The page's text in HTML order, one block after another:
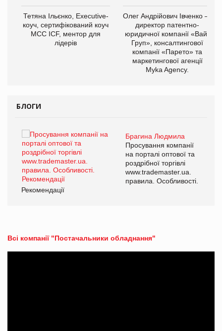
Тетяна Ільєнко, Executive-
коуч, сертифікований коуч
МСС ICF, ментор для
лідерів
Олег Андрійович Івченко —
директор патентно-
юридичної компанії «Вайз
Груп», консалтингової
компанії «Парето» та
маркетингової агенції
Myka Agency.
БЛОГИ
Брагина Людмила
Просування компанії
на порталі оптової та
роздрібної торгівлі
www.trademaster.ua.
правила. Особливості.
Рекомендації
Всі компанії "Постачальники обладнання"